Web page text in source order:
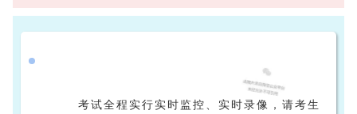
考试全程实行实时监控、实时录像，请考生